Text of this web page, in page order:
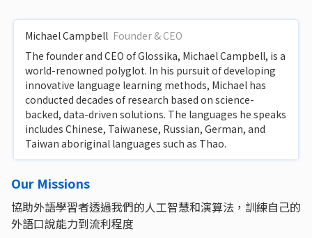
Michael Campbell Founder & CEO
The founder and CEO of Glossika, Michael Campbell, is a
world-renowned polyglot. In his pursuit of developing
innovative language learning methods, Michael has
conducted decades of research based on science-
backed, data-driven solutions. The languages he speaks
includes Chinese, Taiwanese, Russian, German, and
Taiwan aboriginal languages such as Thao.
Our Missions
協助外語學習者透過我們的人工智慧和演算法，訓練自己的
外語口說能力到流利程度